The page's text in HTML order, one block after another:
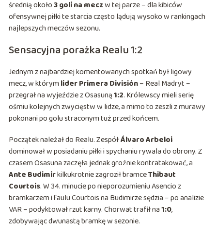
średnią około3 goli na meczw tej parze – dla kibiców
ofensywnej piłki te starcia często lądują wysoko w rankingach
najlepszych meczów sezonu.
Sensacyjna porażka Realu 1:2
Jednym z najbardziej komentowanych spotkań był ligowy
mecz, w którymlider Primera División– Real Madryt –
przegrał na wyjeździe z Osasuną1:2. Królewscy mieli serię
ośmiu kolejnych zwycięstw w lidze, a mimo to zeszli z murawy
pokonani po golu straconym tuż przed końcem.
Początek należał do Realu. ZespółÁlvaro Arbeloi
dominował w posiadaniu piłki i spychaniu rywala do obrony. Z
czasem Osasuna zaczęła jednak groźnie kontratakować, a
Ante Budimirkilkukrotnie zagroził bramceThibaut
Courtois. W 34. minucie po nieporozumieniu Asencio z
bramkarzem i faulu Courtois na Budimirze sędzia – po analizie
VAR – podyktował rzut karny. Chorwat trafił na1:0,
zdobywając dwunastą bramkę w sezonie.